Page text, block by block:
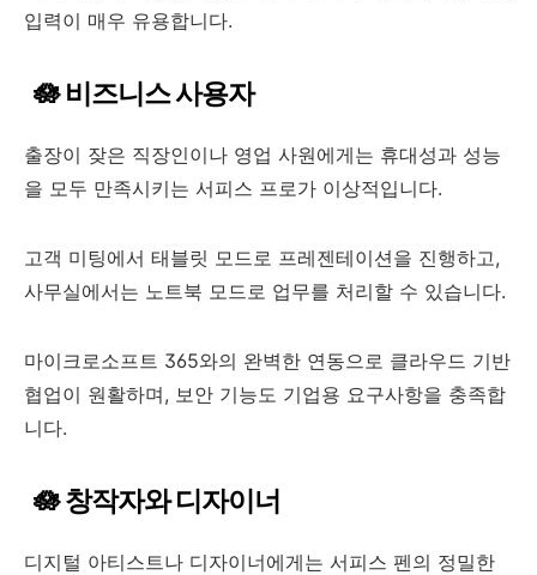
입력이 매우 유용합니다.
🪷 비즈니스 사용자
출장이 잦은 직장인이나 영업 사원에게는 휴대성과 성능
을 모두 만족시키는 서피스 프로가 이상적입니다.
고객 미팅에서 태블릿 모드로 프레젠테이션을 진행하고,
사무실에서는 노트북 모드로 업무를 처리할 수 있습니다.
마이크로소프트 365와의 완벽한 연동으로 클라우드 기반
협업이 원활하며, 보안 기능도 기업용 요구사항을 충족합
니다.
🪷 창작자와 디자이너
디지털 아티스트나 디자이너에게는 서피스 펜의 정밀한